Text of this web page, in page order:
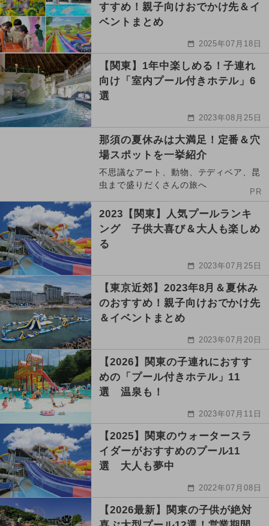
すすめ！親子向けおでかけ先＆イ
ベントまとめ
2025年07月18日
【関東】1年中楽しめる！子連れ
向け「室内プール付きホテル」6
選
2023年08月25日
那須の夏休みは大満足！定番＆穴
場スポットを一挙紹介
不思議なアート、動物、テディベア、昆
虫まで盛りだくさんの旅へ
PR
2023【関東】人気プールランキ
ング 子供大喜び＆大人も楽しめ
る
2023年07月25日
【東京近郊】2023年8月＆夏休み
のおすすめ！親子向けおでかけ先
＆イベントまとめ
2023年07月20日
【2026】関東の子連れにおすす
めの「プール付きホテル」11
選 温泉も！
2023年07月11日
【2025】関東のウォータースラ
イダーがおすすめのプール11
選 大人も夢中
2022年07月08日
【2026最新】関東の子供が絶対